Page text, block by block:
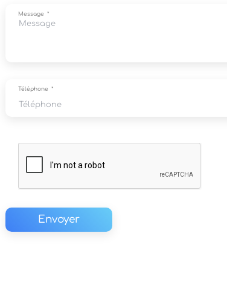
Message
Téléphone
Envoyer